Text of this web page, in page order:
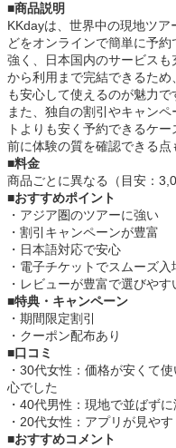
■商品説明
KKdayは、世界中の現地ツ
どをオンラインで簡単に予
強く、日本国内のサービス
から利用まで完結できるた
も安心して使えるのが魅力で
また、独自の割引やキャン
トよりも安く予約できるケ
前に体験の質を確認できる点
■料金
商品ごとに異なる（目安：
■おすすめポイント
・アジア圏のツアーに強い
・割引キャンペーンが豊富
・日本語対応で安心
・電子チケットでスムーズ入
・レビューが豊富で選びやす
■特典・キャンペーン
・期間限定割引
・クーポン配布あり
■口コミ
・30代女性：価格が安くて
心でした
・40代男性：現地で並ばず
・20代女性：アプリが見や
■おすすめコメント